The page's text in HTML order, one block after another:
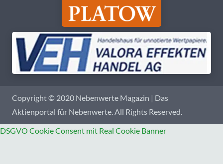
Copyright © 2020 Nebenwerte Magazin | Das
Aktienportal für Nebenwerte. All Rights Reserved.
DSGVO Cookie Consent mit Real Cookie Banner